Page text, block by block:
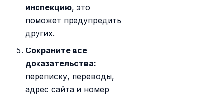
инспекцию, это
поможет предупредить
других.
Сохраните все
доказательства:
переписку, переводы,
адрес сайта и номер